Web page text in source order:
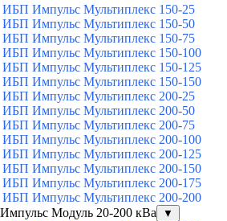
ИБП Импульс Мультиплекс 150-25
ИБП Импульс Мультиплекс 150-50
ИБП Импульс Мультиплекс 150-75
ИБП Импульс Мультиплекс 150-100
ИБП Импульс Мультиплекс 150-125
ИБП Импульс Мультиплекс 150-150
ИБП Импульс Мультиплекс 200-25
ИБП Импульс Мультиплекс 200-50
ИБП Импульс Мультиплекс 200-75
ИБП Импульс Мультиплекс 200-100
ИБП Импульс Мультиплекс 200-125
ИБП Импульс Мультиплекс 200-150
ИБП Импульс Мультиплекс 200-175
ИБП Импульс Мультиплекс 200-200
Модуль 20-200 кВа
▼